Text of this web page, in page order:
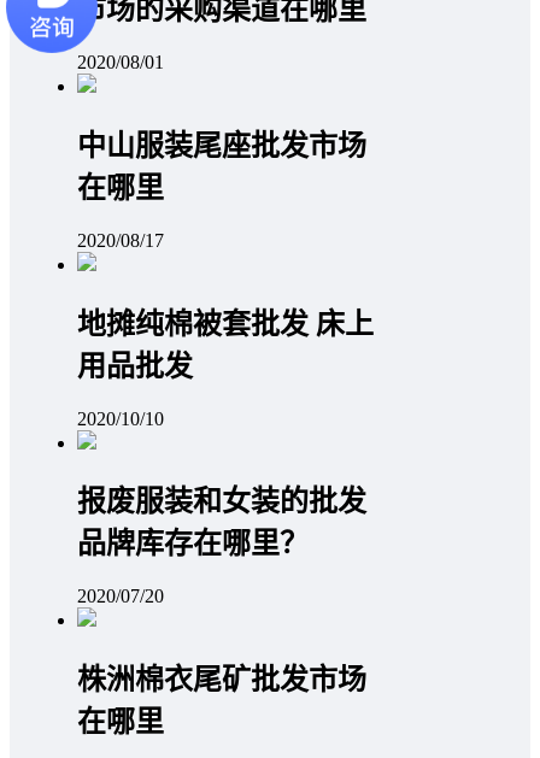
市场的采购渠道在哪里
2020/08/01
中山服装尾座批发市场
在哪里
2020/08/17
地摊纯棉被套批发 床上
用品批发
2020/10/10
报废服装和女装的批发
品牌库存在哪里？
2020/07/20
株洲棉衣尾矿批发市场
在哪里